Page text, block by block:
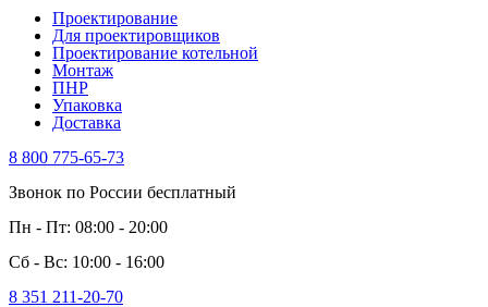
Проектирование
Для проектировщиков
Проектирование котельной
Монтаж
ПНР
Упаковка
Доставка
8 800 775-65-73
Звонок по России бесплатный
Пн - Пт: 08:00 - 20:00
Сб - Вс: 10:00 - 16:00
8 351 211-20-70